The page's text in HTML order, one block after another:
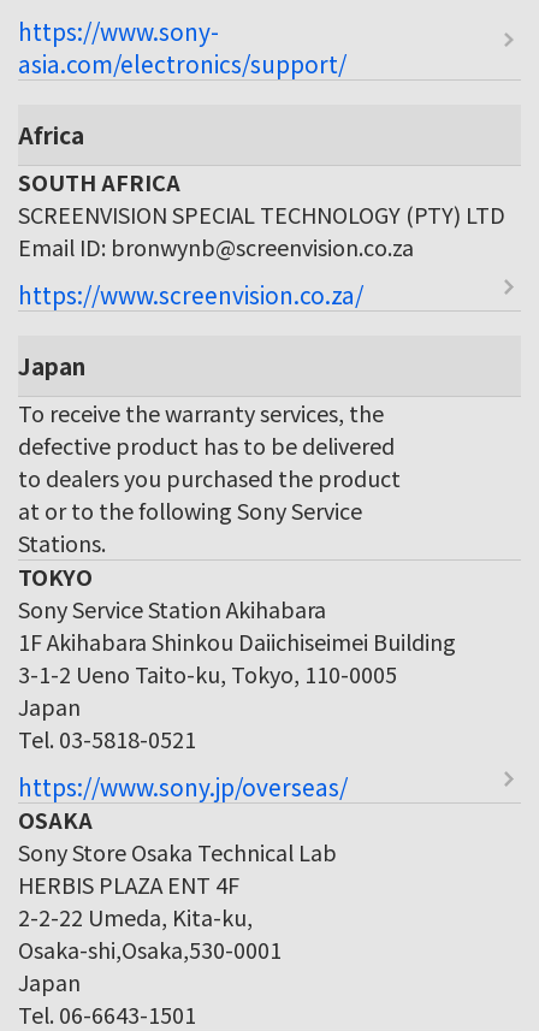
https://www.sony-
asia.com/electronics/support/
Africa
SOUTH AFRICA
SCREENVISION SPECIAL TECHNOLOGY (PTY) LTD
Email ID: bronwynb@screenvision.co.za
https://www.screenvision.co.za/
Japan
To receive the warranty services, the
defective product has to be delivered
to dealers you purchased the product
at or to the following Sony Service
Stations.
TOKYO
Sony Service Station Akihabara
1F Akihabara Shinkou Daiichiseimei Building
3-1-2 Ueno Taito-ku, Tokyo, 110-0005
Japan
Tel. 03-5818-0521
https://www.sony.jp/overseas/
OSAKA
Sony Store Osaka Technical Lab
HERBIS PLAZA ENT 4F
2-2-22 Umeda, Kita-ku,
Osaka-shi,Osaka,530-0001
Japan
Tel. 06-6643-1501